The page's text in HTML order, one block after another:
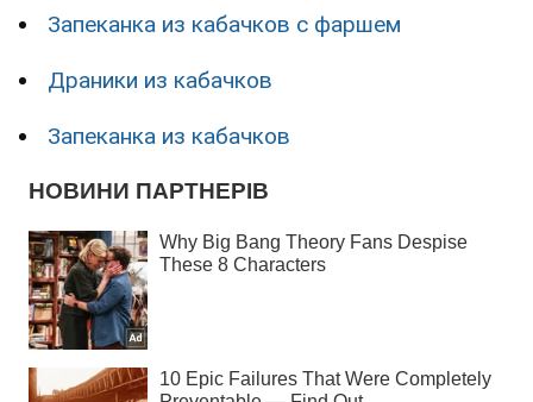
Запеканка из кабачков с фаршем
Драники из кабачков
Запеканка из кабачков